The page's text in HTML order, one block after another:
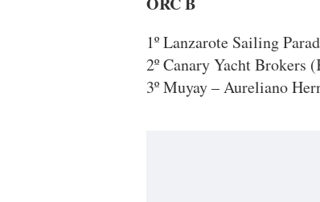
1º Lanzarote Sailing
2º Canary Yacht Brokers
3º Muyay – Aureliano